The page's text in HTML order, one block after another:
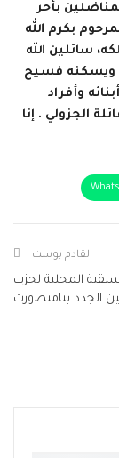
بأحر
بكرم الله
سائلين الله
ويسكنه فسيح
وأفراد
الجزولي . إنا
القادم بوست
المحلية لحزب
الجدد بتامنصورت